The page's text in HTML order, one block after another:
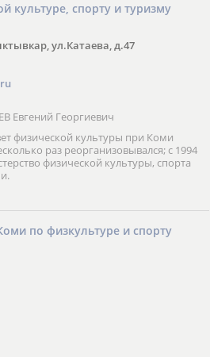
культуре, спорту и туризму
ул.Катаева, д.47
Евгений Георгиевич
физической культуры при Коми
раз реорганизовывался; с 1994
физической культуры, спорта
по физкультуре и спорту